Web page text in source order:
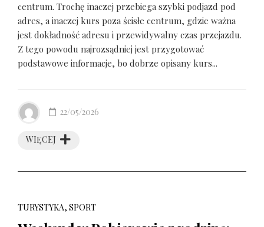
centrum. Trochę inaczej przebiega szybki podjazd pod
adres, a inaczej kurs poza ścisłe centrum, gdzie ważna
jest dokładność adresu i przewidywalny czas przejazdu.
Z tego powodu najrozsądniej jest przygotować
podstawowe informacje, bo dobrze opisany kurs...
WIĘCEJ
22/05/2026
TURYSTYKA, SPORT